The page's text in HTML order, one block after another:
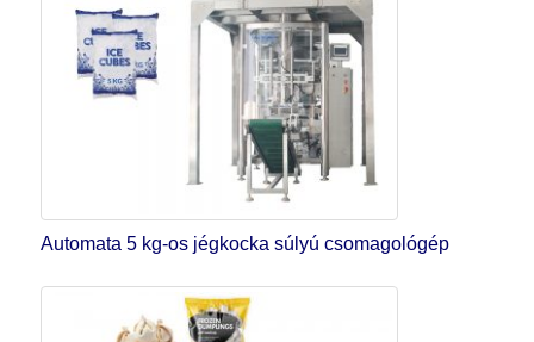
Automata 5 kg-os jégkocka súlyú csomagológép